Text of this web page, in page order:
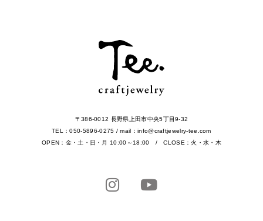
〒386-0012 長野県上田市中央5丁目9-32
TEL：050-5896-0275 / mail：info@craftjewelry-tee.com
OPEN：金・土・日・月 10:00～18:00 / CLOSE：火・水・木